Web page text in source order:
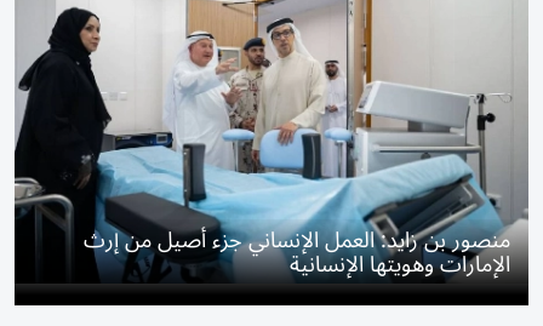
منصور بن زايد: العمل الإنساني جزء أصيل من إرث
الإمارات وهويتها الإنسانية